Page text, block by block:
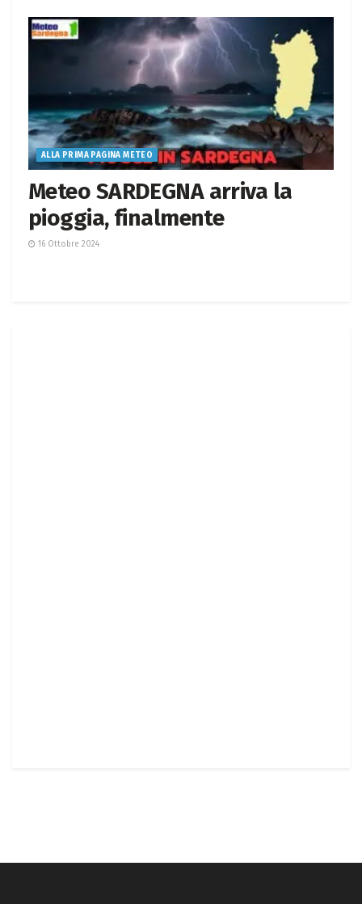
ALLA PRIMA PAGINA METEO
Meteo SARDEGNA arriva la
pioggia, finalmente
16 Ottobre 2024